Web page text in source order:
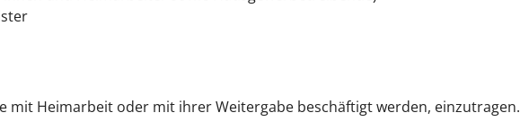
mit Heimarbeit oder mit ihrer Weitergabe beschäftigt werden, einzutragen.